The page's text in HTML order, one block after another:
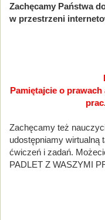
Zachęcamy Państwa
w przestrzeni
Pamiętajcie o
Zachęcamy też
udostępniamy wirtualną
ćwiczeń i zadań.
PADLET Z WASZYMI